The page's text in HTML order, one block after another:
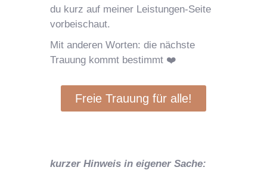
du kurz auf meiner Leistungen-Seite
vorbeischaut.
Mit anderen Worten: die nächste
Trauung kommt bestimmt ❤️
Freie Trauung für alle!
kurzer Hinweis in eigener Sache: